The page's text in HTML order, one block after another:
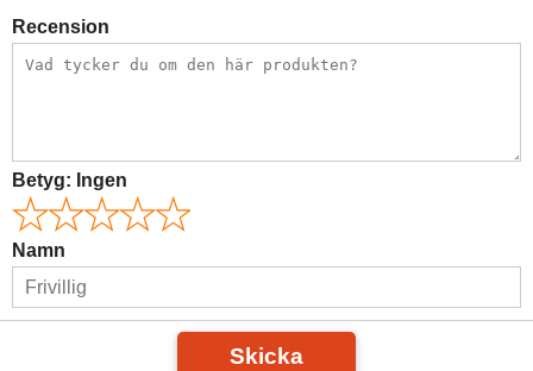
Recension
Betyg: Ingen
Namn
Skicka